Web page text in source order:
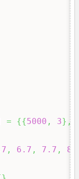
= {{5000 , 3} ,
, 6.7 , 7.7 ,